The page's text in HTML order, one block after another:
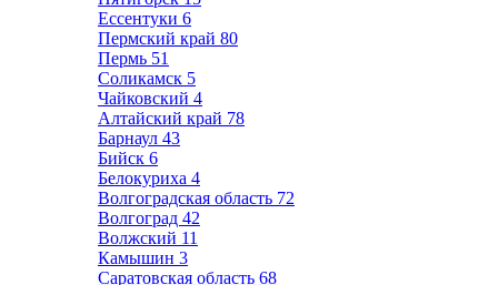
Ессентуки 6
Пермский край 80
Пермь 51
Соликамск 5
Чайковский 4
Алтайский край 78
Барнаул 43
Бийск 6
Белокуриха 4
Волгоградская область 72
Волгоград 42
Волжский 11
Камышин 3
Саратовская область 68